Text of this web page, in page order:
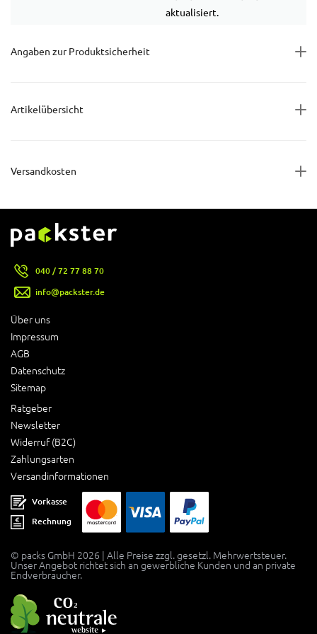
aktualisiert.
Angaben zur Produktsicherheit
Artikelübersicht
Versandkosten
Über uns
Impressum
AGB
Datenschutz
Sitemap
Ratgeber
Newsletter
Widerruf (B2C)
Zahlungsarten
Versandinformationen
040 / 72 77 88 70
info@packster.de
Vorkasse
Rechnung
© packs GmbH 2026 | Alle Preise zzgl. gesetzl. Mehrwertsteuer.
Unser Angebot richtet sich an gewerbliche Kunden und an private
Endverbraucher.